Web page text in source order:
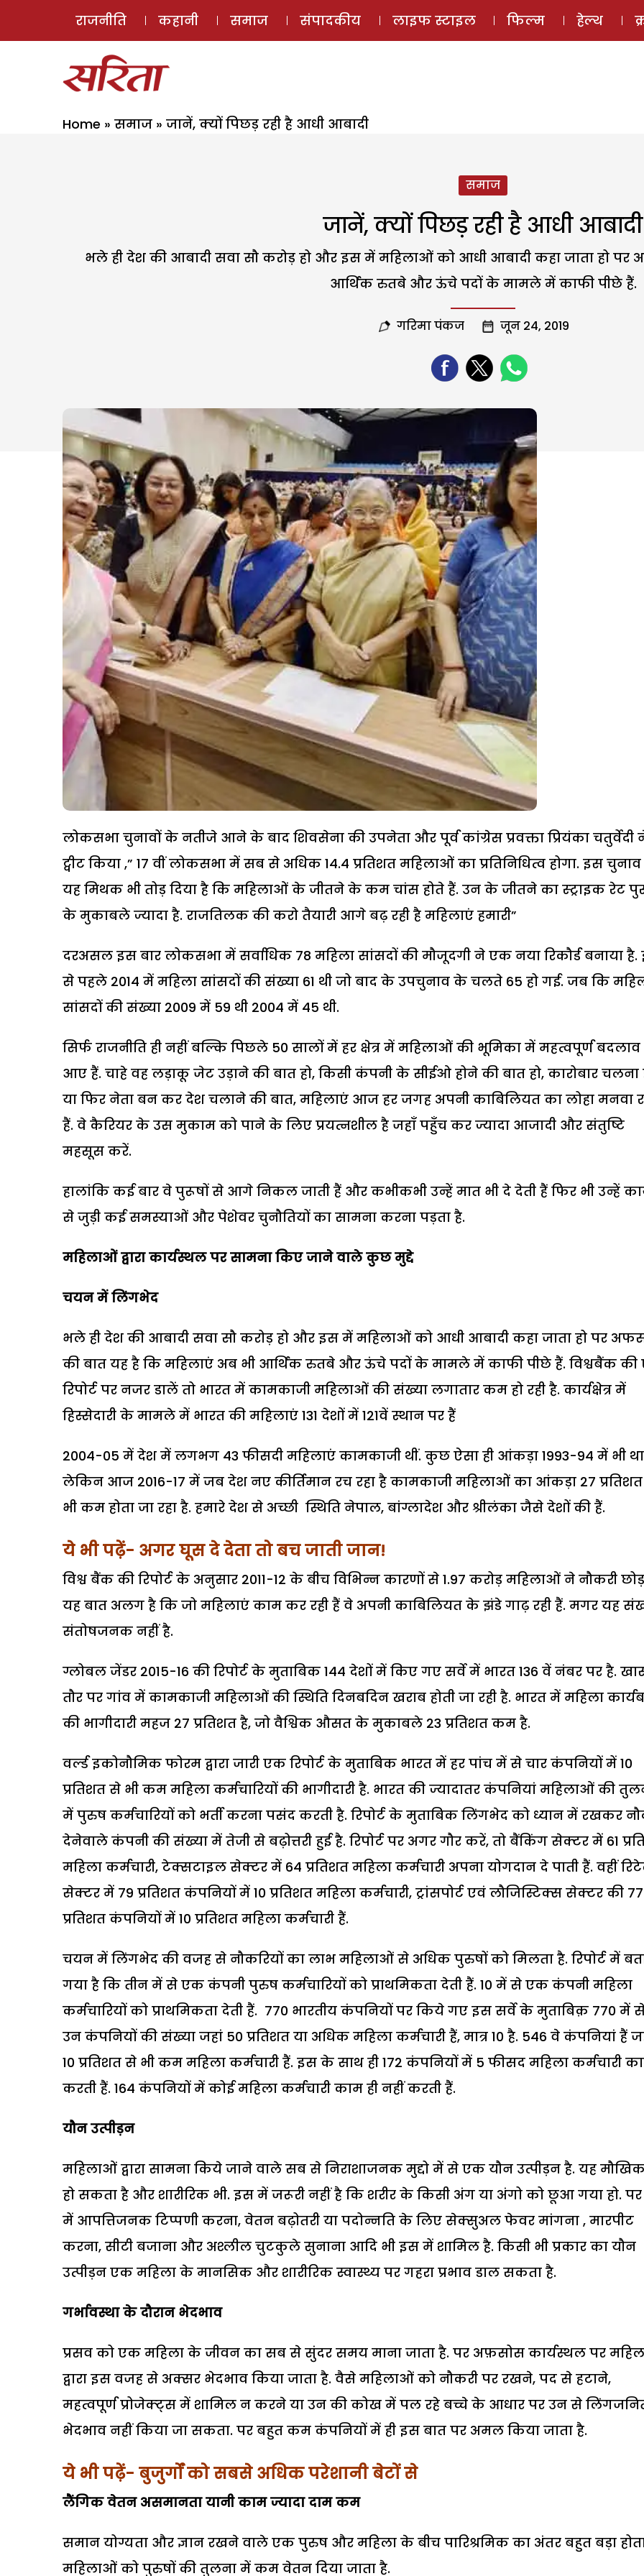
ई-मैगज़ीन
राजनीति कहानी समाज संपादकीय लाइफ स्टाइल फिल्म हेल्थ
Home » समाज » जानें, क्यों पिछड़ रही है आधी आबादी
समाज
जानें, क्यों पिछड़ रही है आधी आबादी
भले ही देश की आबादी सवा सौ करोड़ हो और इस में महिलाओं को आधी आबादी कहा जाता हो पर
आर्थिक रुतबे और ऊंचे पदों के मामले में काफी पीछे हैं.
गरिमा पंकज जून 24, 2019
लोकसभा चुनावों के नतीजे आने के बाद शिवसेना की उपनेता और पूर्व कांग्रेस प्रवक्ता प्रियंका चतुर्वेदी
ट्वीट किया ,” 17 वीं लोकसभा में सब से अधिक 14.4 प्रतिशत महिलाओं का प्रतिनिधित्व होगा. इस
यह मिथक भी तोड़ दिया है कि महिलाओं के जीतने के कम चांस होते हैं. उन के जीतने का स्ट्राइक रेट
के मुकाबले ज्यादा है. राजतिलक की करो तैयारी आगे बढ़ रही है महिलाएं हमारी”
दरअसल इस बार लोकसभा में सर्वाधिक 78 महिला सांसदों की मौजूदगी ने एक नया रिकौर्ड बनाया
से पहले 2014 में महिला सांसदों की संख्या 61 थी जो बाद के उपचुनाव के चलते 65 हो गई. जब कि
सांसदों की संख्या 2009 में 59 थी 2004 में 45 थी.
सिर्फ राजनीति ही नहीं बल्कि पिछले 50 सालों में हर क्षेत्र में महिलाओं की भूमिका में महत्वपूर्ण बदलाव
आए हैं. चाहे वह लड़ाकू जेट उड़ाने की बात हो, किसी कंपनी के सीईओ होने की बात हो, कारोबार चलना
या फिर नेता बन कर देश चलाने की बात, महिलाएं आज हर जगह अपनी काबिलियत का लोहा मनवा
हैं. वे कैरियर के उस मुकाम को पाने के लिए प्रयत्नशील है जहाँ पहुँच कर ज्यादा आजादी और संतुष्टि
महसूस करें.
हालांकि कई बार वे पुरूषों से आगे निकल जाती हैं और कभीकभी उन्हें मात भी दे देती हैं फिर भी उन्हें
से जुड़ी कई समस्याओं और पेशेवर चुनौतियों का सामना करना पड़ता है.
महिलाओं द्वारा कार्यस्थल पर सामना किए जाने वाले कुछ मुद्दे
चयन में लिंगभेद
भले ही देश की आबादी सवा सौ करोड़ हो और इस में महिलाओं को आधी आबादी कहा जाता हो पर
की बात यह है कि महिलाएं अब भी आर्थिक रुतबे और ऊंचे पदों के मामले में काफी पीछे हैं. विश्वबैंक
रिपोर्ट पर नजर डालें तो भारत में कामकाजी महिलाओं की संख्या लगातार कम हो रही है. कार्यक्षेत्र में
हिस्सेदारी के मामले में भारत की महिलाएं 131 देशों में 121वें स्थान पर हैं
2004-05 में देश में लगभग 43 फीसदी महिलाएं कामकाजी थीं. कुछ ऐसा ही आंकड़ा 1993-94 में भी
लेकिन आज 2016-17 में जब देश नए कीर्तिमान रच रहा है कामकाजी महिलाओं का आंकड़ा 27
भी कम होता जा रहा है. हमारे देश से अच्छी स्थिति नेपाल, बांग्लादेश और श्रीलंका जैसे देशों की हैं.
ये भी पढ़ें- अगर घूस दे देता तो बच जाती जान!
विश्व बैंक की रिपोर्ट के अनुसार 2011-12 के बीच विभिन्न कारणों से 1.97 करोड़ महिलाओं ने नौकरी छोड़
यह बात अलग है कि जो महिलाएं काम कर रही हैं वे अपनी काबिलियत के झंडे गाढ़ रही हैं. मगर यह
संतोषजनक नहीं है.
ग्लोबल जेंडर 2015-16 की रिपोर्ट के मुताबिक 144 देशों में किए गए सर्वे में भारत 136 वें नंबर पर है.
तौर पर गांव में कामकाजी महिलाओं की स्थिति दिनबदिन खराब होती जा रही है. भारत में महिला
की भागीदारी महज 27 प्रतिशत है, जो वैश्विक औसत के मुकाबले 23 प्रतिशत कम है.
वर्ल्ड इकोनौमिक फोरम द्वारा जारी एक रिपोर्ट के मुताबिक भारत में हर पांच में से चार कंपनियों में 10
प्रतिशत से भी कम महिला कर्मचारियों की भागीदारी है. भारत की ज्यादातर कंपनियां महिलाओं की
में पुरुष कर्मचारियों को भर्ती करना पसंद करती है. रिपोर्ट के मुताबिक लिंगभेद को ध्यान में रखकर
देनेवाले कंपनी की संख्या में तेजी से बढ़ोत्तरी हुई है. रिपोर्ट पर अगर गौर करें, तो बैंकिंग सेक्टर में 61
महिला कर्मचारी, टेक्सटाइल सेक्टर में 64 प्रतिशत महिला कर्मचारी अपना योगदान दे पाती हैं. वहीं
सेक्टर में 79 प्रतिशत कंपनियों में 10 प्रतिशत महिला कर्मचारी, ट्रांसपोर्ट एवं लौजिस्टिक्स सेक्टर की 77
प्रतिशत कंपनियों में 10 प्रतिशत महिला कर्मचारी हैं.
चयन में लिंगभेद की वजह से नौकरियों का लाभ महिलाओं से अधिक पुरुषों को मिलता है. रिपोर्ट में
गया है कि तीन में से एक कंपनी पुरुष कर्मचारियों को प्राथमिकता देती हैं. 10 में से एक कंपनी महिला
कर्मचारियों को प्राथमिकता देती हैं. 770 भारतीय कंपनियों पर किये गए इस सर्वे के मुताबिक़ 770 में
उन कंपनियों की संख्या जहां 50 प्रतिशत या अधिक महिला कर्मचारी हैं, मात्र 10 है. 546 वे कंपनियां हैं
10 प्रतिशत से भी कम महिला कर्मचारी हैं. इस के साथ ही 172 कंपनियों में 5 फीसद महिला कर्मचारी
करती हैं. 164 कंपनियों में कोई महिला कर्मचारी काम ही नहीं करती हैं.
यौन उत्पीड़न
महिलाओं द्वारा सामना किये जाने वाले सब से निराशाजनक मुद्दो में से एक यौन उत्पीड़न है. यह
हो सकता है और शारीरिक भी. इस में जरूरी नहीं है कि शरीर के किसी अंग या अंगो को छूआ गया हो.
में आपत्तिजनक टिप्पणी करना, वेतन बढ़ोतरी या पदोन्नति के लिए सेक्सुअल फेवर मांगना , मारपीट
करना, सीटी बजाना और अश्लील चुटकुले सुनाना आदि भी इस में शामिल है. किसी भी प्रकार का यौन
उत्पीड़न एक महिला के मानसिक और शारीरिक स्वास्थ्य पर गहरा प्रभाव डाल सकता है.
गर्भावस्था के दौरान भेदभाव
प्रसव को एक महिला के जीवन का सब से सुंदर समय माना जाता है. पर अफ़सोस कार्यस्थल पर
द्वारा इस वजह से अक्सर भेदभाव किया जाता है. वैसे महिलाओं को नौकरी पर रखने, पद से हटाने,
महत्वपूर्ण प्रोजेक्ट्स में शामिल न करने या उन की कोख में पल रहे बच्चे के आधार पर उन से
भेदभाव नहीं किया जा सकता. पर बहुत कम कंपनियों में ही इस बात पर अमल किया जाता है.
ये भी पढ़ें- बुजुर्गों को सबसे अधिक परेशानी बेटों से
लैंगिक वेतन असमानता यानी काम ज्यादा दाम कम
समान योग्यता और ज्ञान रखने वाले एक पुरुष और महिला के बीच पारिश्रमिक का अंतर बहुत बड़ा
महिलाओं को पुरुषों की तुलना में कम वेतन दिया जाता है.